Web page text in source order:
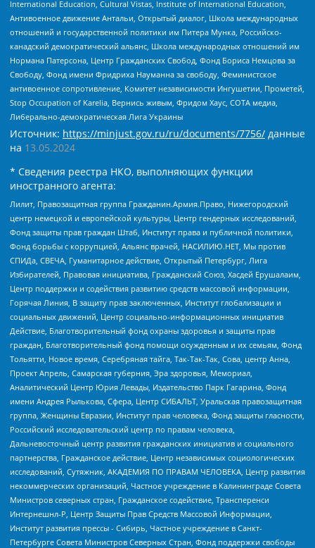
International Education, Cultural Vistas, Institute of International Education,
Антивоенное движение Антальи, Открытый диалог, Школа международных
отношений и государственной политики им Питера Мунка, Российско-
канадский демократический альянс, Школа международных отношений им
Нормана Патерсона, Центр Гражданских Свобод, Фонд Бориса Немцова за
Свободу, Фонд имени Фридриха Науманна за свободу, Феминистское
антивоенное сопротивление, Комитет независимости Ингушетии, Прометей,
Stop Occupation of Karelia, Вернись живым, Фридом Хаус, СОТА медиа,
Либерально-демократическая Лига Украины
Источник: https://minjust.gov.ru/ru/documents/7756/ данные
на 13.05.2024
* Сведения реестра НКО, выполняющих функции
иностранного агента:
Лилит, Правозащитная группа Гражданин.Армия.Право, Нижегородский
центр немецкой и европейской культуры, Центр гендерных исследований,
Фонд защиты прав граждан Штаб, Институт права и публичной политики,
Фонд борьбы с коррупцией, Альянс врачей, НАСИЛИЮ.НЕТ, Мы против
СПИДа, СВЕЧА, Гуманитарное действие, Открытый Петербург, Лига
Избирателей, Правовая инициатива, Гражданский Союз, Хасдей Ерушалаим,
Центр поддержки и содействия развитию средств массовой информации,
Горячая Линия, В защиту прав заключенных, Институт глобализации и
социальных движений, Центр социально-информационных инициатив
Действие, Благотворительный фонд охраны здоровья и защиты прав
граждан, Благотворительный фонд помощи осужденным и их семьям, Фонд
Тольятти, Новое время, Серебряная тайга, Так-Так-Так, Сова, центр Анна,
Проект Апрель, Самарская губерния, Эра здоровья, Мемориал,
Аналитический Центр Юрия Левады, Издательство Парк Гагарина, Фонд
имени Андрея Рылькова, Сфера, Центр СИБАЛЬТ, Уральская правозащитная
группа, Женщины Евразии, Институт прав человека, Фонд защиты гласности,
Российский исследовательский центр по правам человека,
Дальневосточный центр развития гражданских инициатив и социального
партнерства, Гражданское действие, Центр независимых социологических
исследований, Сутяжник, АКАДЕМИЯ ПО ПРАВАМ ЧЕЛОВЕКА, Центр развития
некоммерческих организаций, Частное учреждение в Калининграде Совета
Министров северных стран, Гражданское содействие, Трансперенси
Интернешнл-Р, Центр Защиты Прав Средств Массовой Информации,
Институт развития прессы - Сибирь, Частное учреждение в Санкт-
Петербурге Совета Министров Северных Стран, Фонд поддержки свободы